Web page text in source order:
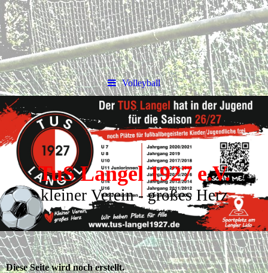
Volleyball
TuS Langel 1927 e.V.
kleiner Verein - großes Herz
Diese Seite wird noch erstellt.